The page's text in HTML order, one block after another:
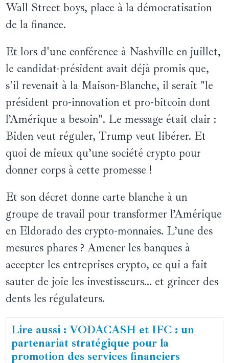
Wall Street boys, place à la démocratisation
de la finance.
Et lors d'une conférence à Nashville en juillet,
le candidat-président avait déjà promis que,
s'il revenait à la Maison-Blanche, il serait "le
président pro-innovation et pro-bitcoin dont
l’Amérique a besoin". Le message était clair :
Biden veut réguler, Trump veut libérer. Et
quoi de mieux qu’une société crypto pour
donner corps à cette promesse !
Et son décret donne carte blanche à un
groupe de travail pour transformer l’Amérique
en Eldorado des crypto-monnaies. L’une des
mesures phares ? Amener les banques à
accepter les entreprises crypto, ce qui a fait
sauter de joie les investisseurs... et grincer des
dents les régulateurs.
Lire aussi : VODACASH et IFC : un
partenariat stratégique pour la
promotion des services financiers